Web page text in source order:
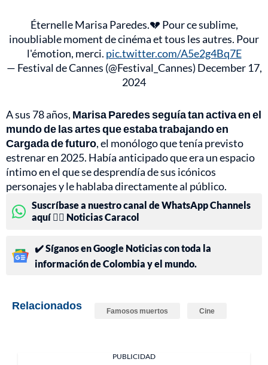
Éternelle Marisa Paredes.💔 Pour ce sublime,
inoubliable moment de cinéma et tous les autres. Pour
l'émotion, merci. pic.twitter.com/A5e2g4Bq7E
— Festival de Cannes (@Festival_Cannes) December 17,
2024
A sus 78 años, Marisa Paredes seguía tan activa en el
mundo de las artes que estaba trabajando en
Cargada de futuro, el monólogo que tenía previsto
estrenar en 2025. Había anticipado que era un espacio
íntimo en el que se desprendía de sus icónicos
personajes y le hablaba directamente al público.
Suscríbase a nuestro canal de WhatsApp Channels
aquí 👉🏻 Noticias Caracol
✔️ Síganos en Google Noticias con toda la
información de Colombia y el mundo.
Relacionados Famosos muertos Cine
PUBLICIDAD